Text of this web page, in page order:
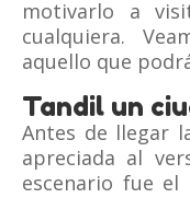
motivarlo a
cualquiera.
aquello que
Tandil un
Antes de llegar
apreciada al
escenario fue